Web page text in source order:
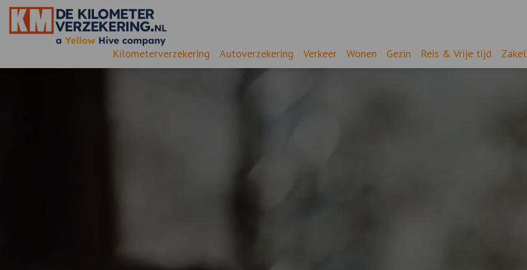
Kilometerverzekering Autoverzekering Verkeer Wonen Gezin Reis & Vrije tijd